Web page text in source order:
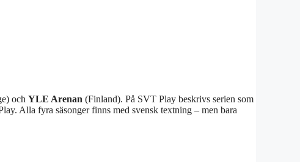
och YLE Arenan (Finland). På SVT Play beskrivs serien som
Alla fyra säsonger finns med svensk textning – men bara